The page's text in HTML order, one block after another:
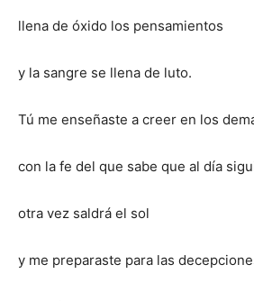
llena de óxido los pensamientos
y la sangre se llena de luto.
Tú me enseñaste a creer en los
con la fe del que sabe que al día
otra vez saldrá el sol
y me preparaste para las